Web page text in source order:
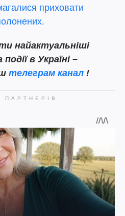
приховати
найактуальніші
в Україні –
телеграм канал !